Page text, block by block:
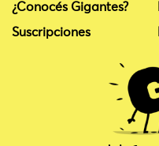
¿Conocés Gigantes?
Suscripciones